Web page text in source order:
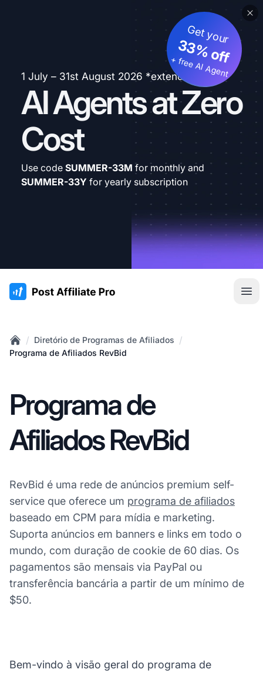
1 July – 31st August 2026 *extended
AI Agents at Zero
Cost
Get your
33% off
+ free AI Agent
Use code SUMMER-33M for monthly and
SUMMER-33Y for yearly subscription
:site.title
Home
/ Diretório de Programas de Afiliados /
Programa de Afiliados RevBid
Programa de
Afiliados RevBid
RevBid é uma rede de anúncios premium self-
service que oferece um programa de afiliados
baseado em CPM para mídia e marketing.
Suporta anúncios em banners e links em todo o
mundo, com duração de cookie de 60 dias. Os
pagamentos são mensais via PayPal ou
transferência bancária a partir de um mínimo de
$50.
Bem-vindo à visão geral do programa de